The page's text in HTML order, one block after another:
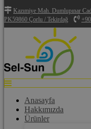
Kazımiye Mah. Dumlupınar
PK59860 Çorlu / Tekirdağ
Anasayfa
Hakkımızda
Ürünler